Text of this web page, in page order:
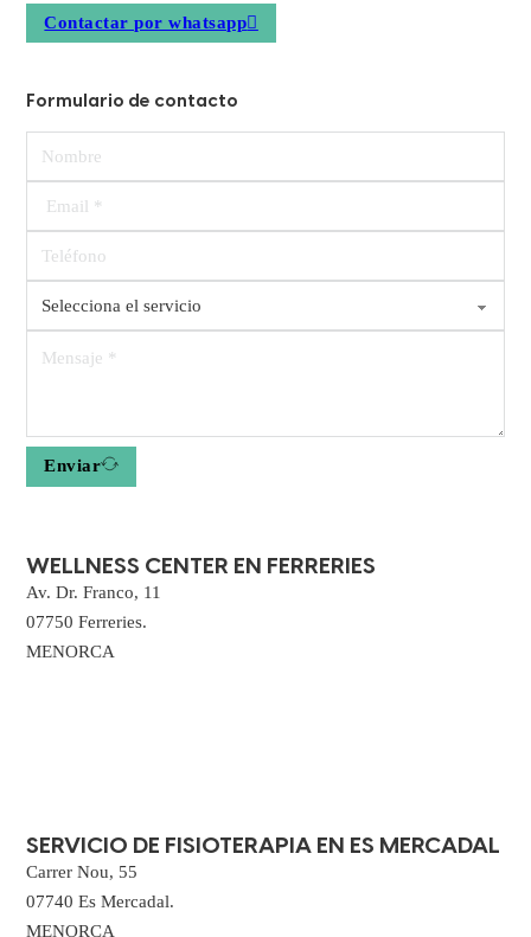
Contactar por whatsapp
Formulario de contacto
Enviar
WELLNESS CENTER EN FERRERIES
Av. Dr. Franco, 11
07750 Ferreries.
MENORCA
SERVICIO DE FISIOTERAPIA EN ES MERCADAL
Carrer Nou, 55
07740 Es Mercadal.
MENORCA